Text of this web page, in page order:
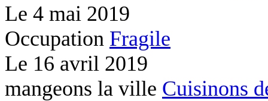
Le 4 mai 2019
Occupation Fragile
Le 16 avril 2019
mangeons la ville Cuisinons